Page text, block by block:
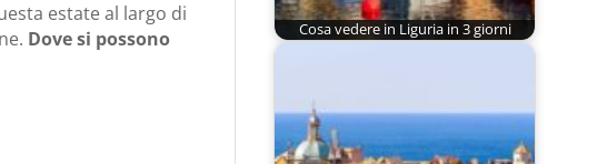
estate al largo di
Dove si possono
Cosa vedere in Liguria in 3 giorni